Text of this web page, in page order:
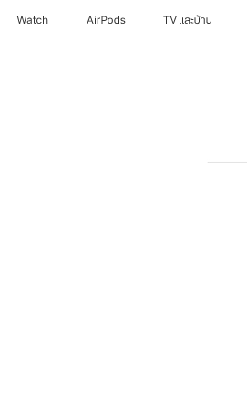
Watch AirPods TV และบ้าน